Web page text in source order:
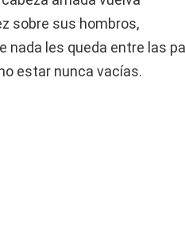
sobre sus hombros,
nada les queda entre las
estar nunca vacías.